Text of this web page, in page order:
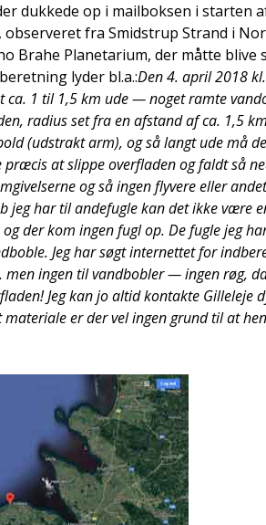
duk­ke­de op i mail­bok­sen i star­ten
obser­ve­ret fra Smid­strup Strand i
Bra­he Pla­ne­ta­ri­um, der måt­te bli­ve
lyder bl.a.:Den 4. april 2018
ca. 1 til 1,5 km ude — noget ram­te
radi­us set fra en afstand af ca. 1,5
(udstrakt arm), og så langt ude må
at slip­pe over­fla­den og faldt så
og så ingen fly­ve­re eller
jeg har til ande­fug­le kan det ikke være
der kom ingen fugl op. De fug­le jeg
Jeg har søgt inter­net­tet for
ingen til vand­bob­ler — ingen røg,
Jeg kan jo altid kon­tak­te Gille­le­je
er der vel ingen grund til at